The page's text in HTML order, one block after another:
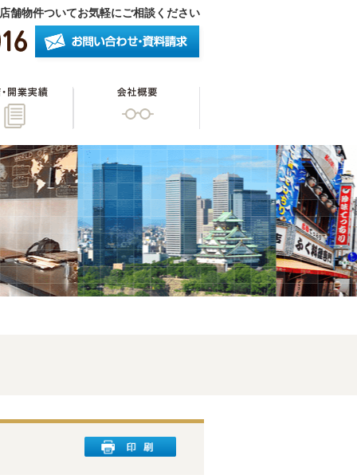
物件ついてお気軽にご相談ください
いオーナー様 開店・開業実績